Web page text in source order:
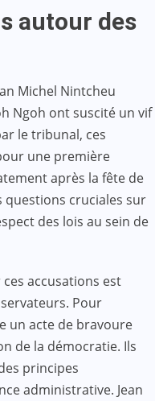
autour des
Michel Nintcheu
Ngoh ont suscité un vif
le tribunal, ces
une première
après la fête de
questions cruciales sur
des lois au sein de
accusations est
Pour
un acte de bravoure
de la démocratie. Ils
principes
administrative. Jean